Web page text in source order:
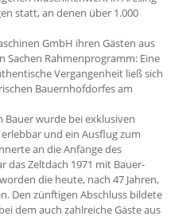
statt, an denen über 1.000
GmbH ihren Gästen aus
Sachen Rahmenprogramm: Eine
Vergangenheit ließ sich
Bauernhofdorfes am
wurde bei exklusiven
und ein Ausflug zum
an die Anfänge des
das Zeltdach 1971 mit Bauer-
die heute, nach 47 Jahren,
Den zünftigen Abschluss bildete
dem auch zahlreiche Gäste aus